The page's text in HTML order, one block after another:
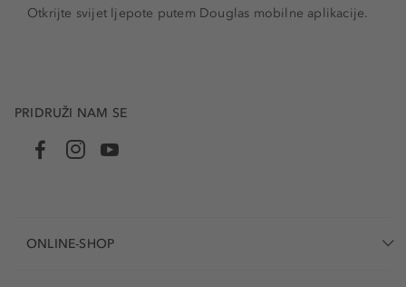
Otkrijte svijet ljepote putem Douglas mobilne aplikacije.
PRIDRUŽI NAM SE
ONLINE-SHOP